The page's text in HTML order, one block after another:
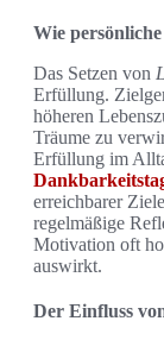
Wie
Das Setzen von
Erfüllung.
höheren
Träume zu
Erfüllung im
erreichbarer
regelmäßige
Motivation oft
auswirkt.
Der Einfluss